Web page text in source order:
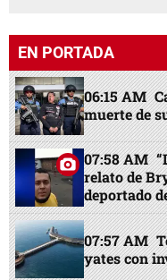
EN PORTADA
06:15 AM
muerte de
07:58 AM
relato de
deportado
07:57 AM
yates con